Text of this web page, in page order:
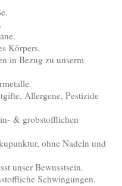
Körpers.
in Bezug zu unserm
Allergene, Pestizide
& grobstofflichen
ohne Nadeln und
unser Bewusstsein.
Schwingungen.